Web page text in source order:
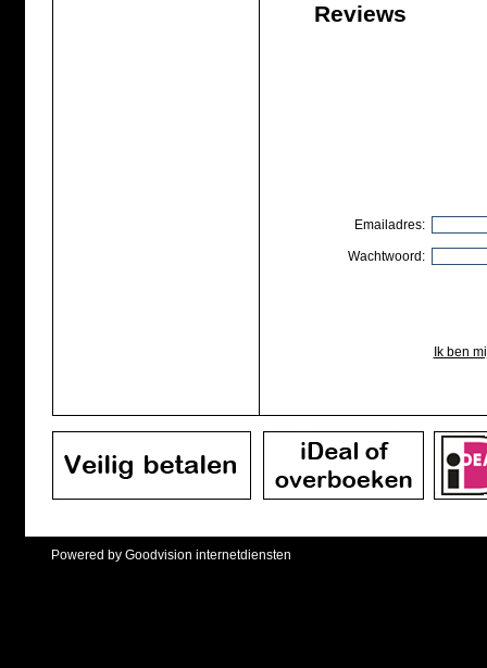
Reviews
Emailadres:
Wachtwoord:
Ik ben
Powered by Goodvision internetdiensten